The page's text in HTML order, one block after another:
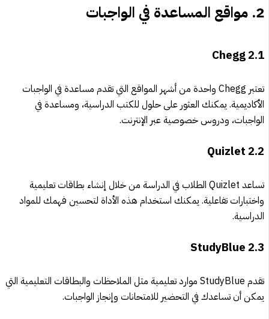
2. مواقع المساعدة في الواجبات
2.1
Chegg
تعتبر Chegg واحدة من أشهر المواقع التي تقدم مساعدة في الواجبات
الأكاديمية. يمكنك العثور على حلول للكتب الدراسية، ومساعدة في
الواجبات، ودروس خصوصية عبر الإنترنت.
2.2
Quizlet
تساعد Quizlet الطلاب في الدراسة من خلال إنشاء بطاقات تعليمية
واختبارات تفاعلية. يمكنك استخدام هذه الأداة لتحسين فهمك للمواد
الدراسية.
2.3
StudyBlue
تقدم StudyBlue موارد تعليمية مثل الملاحظات والبطاقات التعليمية التي
يمكن أن تساعدك في التحضير للامتحانات وإنجاز الواجبات.